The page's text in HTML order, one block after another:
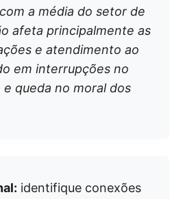
a média do setor de
afeta principalmente as
e atendimento ao
em interrupções no
queda no moral dos
identifique conexões